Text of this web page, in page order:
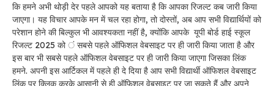
कि हमने अभी थोड़ी देर पहले आपको यह बताया है कि आपका रिजल्ट कब जारी किया
जाएगा। यह विचार आपके मन में चल रहा होगा, तो दोस्तों, अब आप सभी विद्यार्थियों को
परेशान होने की बिल्कुल भी आवश्यकता नहीं है, क्योंकि आपके यूपी बोर्ड हाई स्कूल
रिजल्ट 2025 को ं सबसे पहले ऑफिशल वेबसाइट पर ही जारी किया जाता है और
इस बार भी सबसे पहले ऑफिशल वेबसाइट पर ही जारी किया जाएगा जिसका लिंक
हमने. अपनी इस आर्टिकल में पहले ही दे दिया है आप सभी विद्यार्थी ऑफिशल वेबसाइट
लिंक पर क्लिक करके आसानी से ही ऑफिशल वेबसाइट पर जा सकते हैं और अपने